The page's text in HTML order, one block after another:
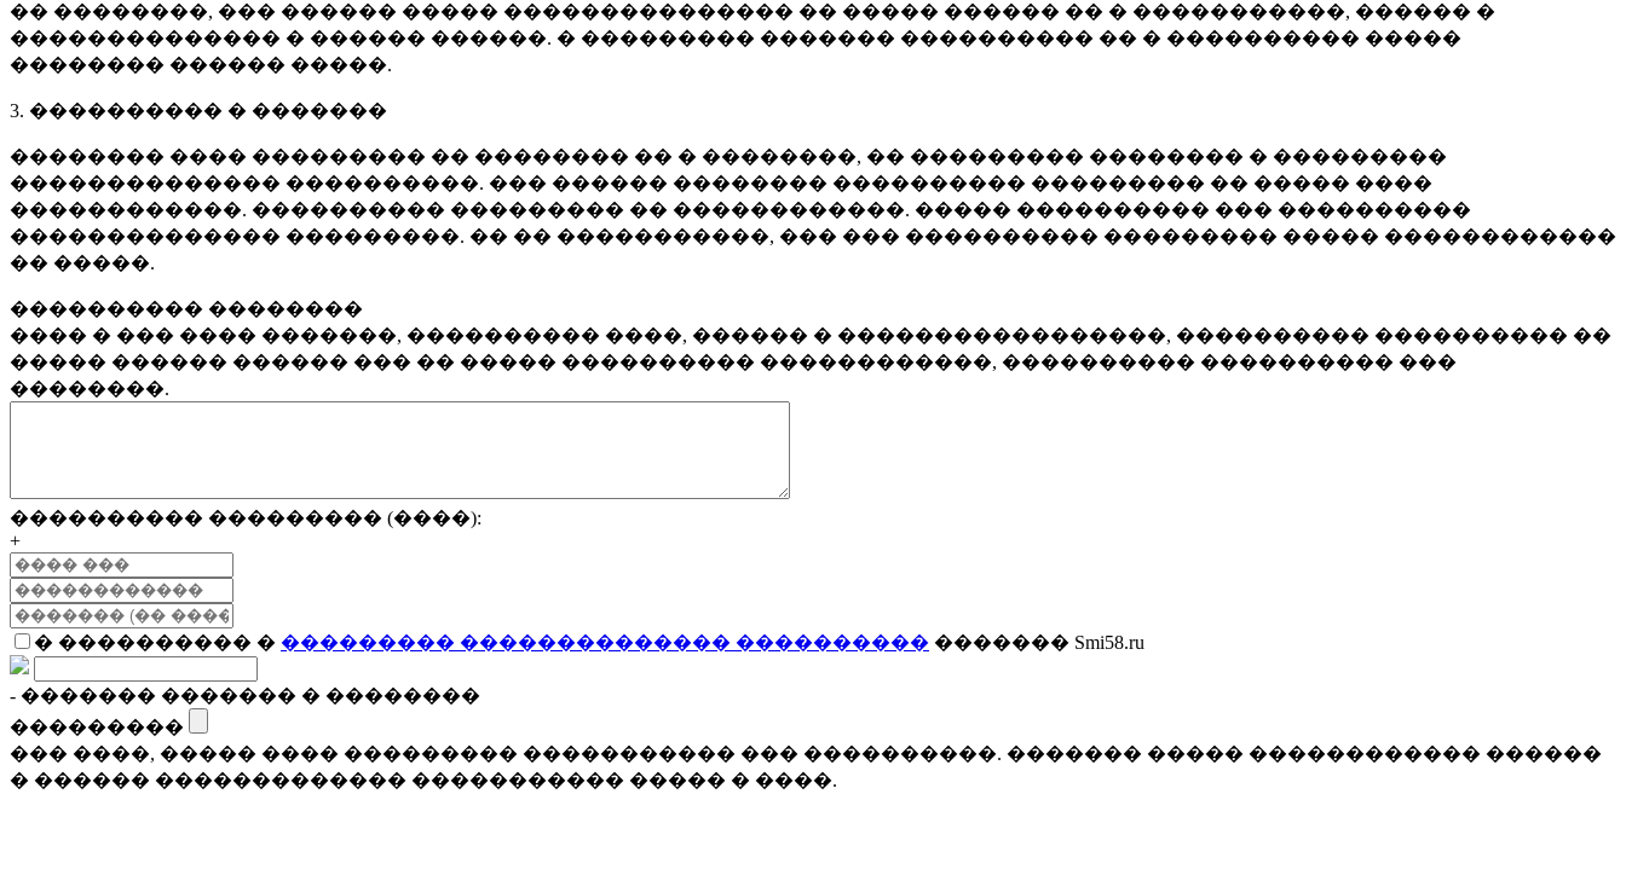
�� ��������, ��� ������ ����� ��������������� �� ����� ������ �� � �����������, ������ �
�������������� � ������ ������. � ��������� ������� ���������� �� � ���������� �����
�������� ������ �����.
3. ���������� � �������
�������� ���� ��������� �� �������� �� � ��������, �� ��������� �������� � ���������
�������������� ����������. ��� ������ �������� ���������� ��������� �� ����� ����
������������. ���������� ��������� �� ������������. ����� ���������� ��� ����������
�������������� ���������. �� �� �����������, ��� ��� ���������� ��������� ����� ������������
�� �����.
���������� ��������
���� � ��� ���� �������, ���������� ����, ������ � �����������������, ���������� ���������� ��
����� ������ ������ ��� �� ����� ���������� ������������, ���������� ���������� ���
��������.
���������� ��������� (����):
+
� ���������� � ��������� �������������� ���������� ������� Smi58.ru
- ������� ������� � ��������
���������
��� ����, ����� ���� ��������� ����������� ��� ����������. ������� ����� ������������ ������
� ������ ������������� ����������� ����� � ����.